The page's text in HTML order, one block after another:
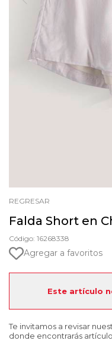
REGRESAR
Falda Short en
Código: 16268338
Agregar a favoritos
Este artículo
Te invitamos a revisar
donde encontrarás